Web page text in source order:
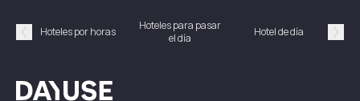
Précédent
Hoteles por horas
Hoteles para pasar
el día
Hotel de día
Dayuse